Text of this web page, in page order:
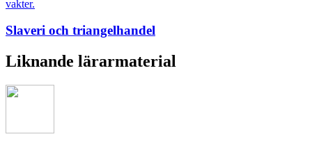
Slaveri och triangelhandel
Liknande lärarmaterial